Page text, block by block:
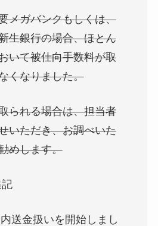
メガバンクもしくは、
生銀行の場合、ほとん
いて被仕向手数料が取
くなりました。
られる場合は、担当者
いただき、お調べいた
めします。
送金扱いを開始しまし